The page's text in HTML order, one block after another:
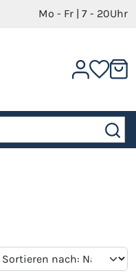
Mo - Fr | 7 - 20Uhr